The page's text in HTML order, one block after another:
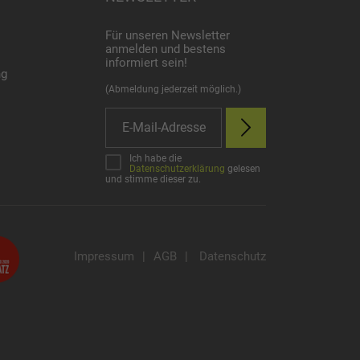
Für unseren Newsletter
anmelden und bestens
informiert sein!
(Abmeldung jederzeit möglich.)
Ich habe die
Datenschutzerklärung gelesen
und stimme dieser zu.
Impressum | AGB | Datenschutz